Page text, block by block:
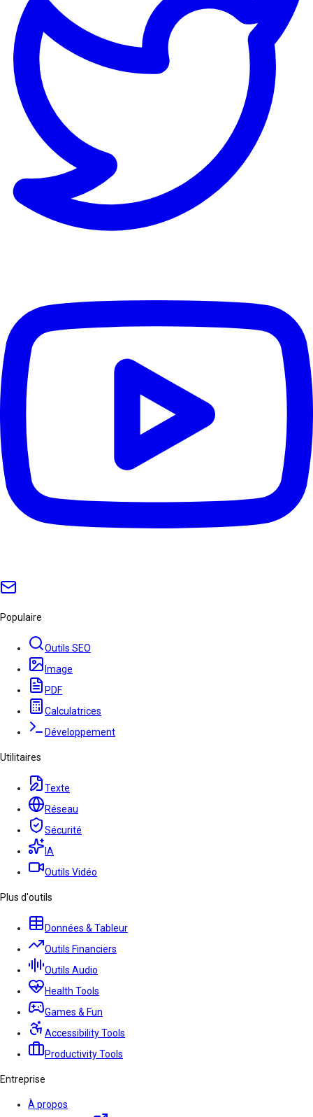
Populaire
Outils SEO
Image
PDF
Calculatrices
Développement
Utilitaires
Texte
Réseau
Sécurité
IA
Outils Vidéo
Plus d'outils
Données & Tableur
Outils Financiers
Outils Audio
Health Tools
Games & Fun
Accessibility Tools
Productivity Tools
Entreprise
À propos